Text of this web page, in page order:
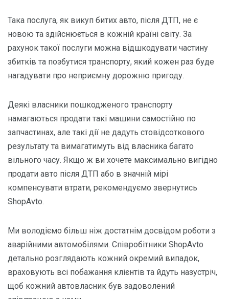
Така послуга, як викуп битих авто, після ДТП, не є
новою та здійснюється в кожній країні світу. За
рахунок такої послуги можна відшкодувати частину
збитків та позбутися транспорту, який кожен раз буде
нагадувати про неприємну дорожню пригоду.
Деякі власники пошкодженого транспорту
намагаються продати такі машини самостійно по
запчастинах, але такі дії не дадуть стовідсоткового
результату та вимагатимуть від власника багато
вільного часу. Якщо ж ви хочете максимально вигідно
продати авто після ДТП або в значній мірі
компенсувати втрати, рекомендуємо звернутись
ShopAvto.
Ми володіємо більш ніж достатнім досвідом роботи з
аварійними автомобілями. Співробітники ShopAvto
детально розглядають кожний окремий випадок,
враховують всі побажання клієнтів та йдуть назустріч,
щоб кожний автовласник був задоволений